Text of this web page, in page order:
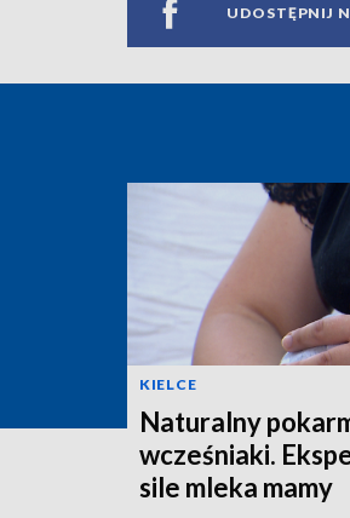
UDOSTĘPNIJ
KIELCE
Naturalny
wcześniaki.
sile mleka mamy